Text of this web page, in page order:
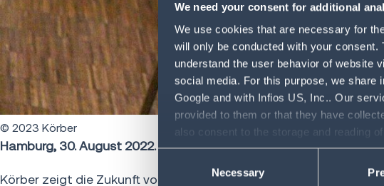
We need your consent for additional
We use cookies that are necessary for
will only be conducted with your
understand the user behavior of website
social media. For this purpose, we share
Google and with Infios US, Inc.. Our
provided to them or that they have
also consent to the storage and reading
information, including the ability to
see Privacy Policy
Necessary
© 2023 Körber
Hamburg, 30. August 2022.
Körber zeigt die Zukunft von Warehouse Management